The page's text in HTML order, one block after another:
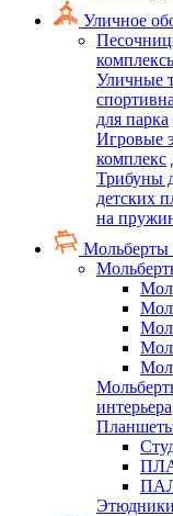
Уличное
Уличные
для парка
Игровые
комплекс
Трибуны
детских
на
Мольберты
интерьера
Этюдники